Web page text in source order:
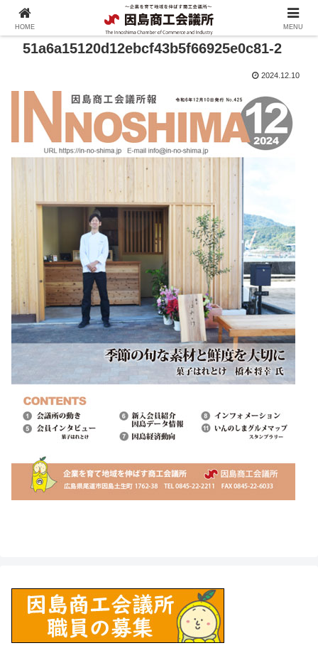
51a6a15120d12ebcf43b5f66925e0c81-2
2024.12.10
HOME MENU